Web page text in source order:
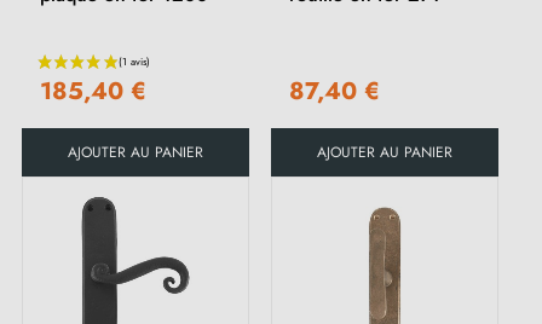
185,40 €
AJOUTER AU PANIER
87,40 €
AJOUTER AU PANIER